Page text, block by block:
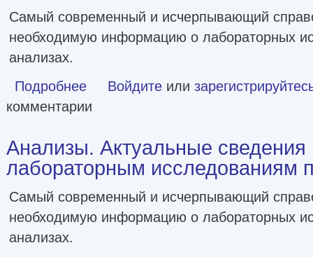
Самый современный и исчерпывающий
необходимую информацию о лабораторных
анализах.
Подробнее о Анализы. Полный медицинский справочник.
Войдите или
комментарии
Анализы. Актуальные сведения
лабораторным исследованиям
Самый современный и исчерпывающий
необходимую информацию о лабораторных
анализах.